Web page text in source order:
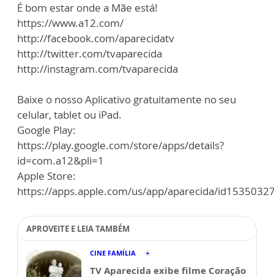
É bom estar onde a Mãe está!
https://www.a12.com/
http://facebook.com/aparecidatv
http://twitter.com/tvaparecida
http://instagram.com/tvaparecida
Baixe o nosso Aplicativo gratuitamente no seu
celular, tablet ou iPad.
Google Play:
https://play.google.com/store/apps/details?
id=com.a12&pli=1
Apple Store:
https://apps.apple.com/us/app/aparecida/
APROVEITE E LEIA TAMBÉM
CINE FAMÍLIA
TV Aparecida exibe filme Coração